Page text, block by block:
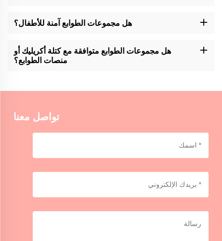
تتطلب وسادة حبر منفصلة. يرجى مراجعة وصف المنتج للحصول على
تفاصيل محددة.
هل مجموعات الطوابع آمنة للأطفال؟
استخدامها من قبل الأطفال الصغار دون إشراف. يوصى بمراقبة الكبار.
هل مجموعات الطوابع متوافقة مع كتلة أكريليك أو
منصات الطوابع؟
تواصل معنا